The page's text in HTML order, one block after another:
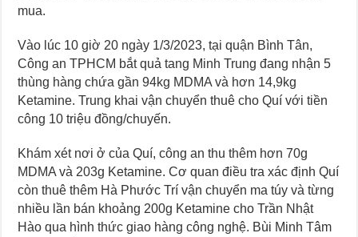
mua.
Vào lúc 10 giờ 20 ngày 1/3/2023, tại quận Bình Tân,
Công an TPHCM bắt quả tang Minh Trung đang nhận 5
thùng hàng chứa gần 94kg MDMA và hơn 14,9kg
Ketamine. Trung khai vận chuyển thuê cho Quí với tiền
công 10 triệu đồng/chuyến.
Khám xét nơi ở của Quí, công an thu thêm hơn 70g
MDMA và 203g Ketamine. Cơ quan điều tra xác định Quí
còn thuê thêm Hà Phước Trí vận chuyển ma túy và từng
nhiều lần bán khoảng 200g Ketamine cho Trần Nhật
Hào qua hình thức giao hàng công nghệ. Bùi Minh Tâm